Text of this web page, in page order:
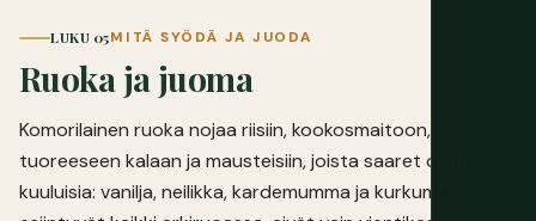
LUKU 05MITÄ SYÖDÄ JA JUODA
Ruoka ja juoma
Komorilainen ruoka nojaa riisiin, kookosmaitoon,
tuoreeseen kalaan ja mausteisiin, joista saaret ovat
kuuluisia: vanilja, neilikka, kardemumma ja kurkuma